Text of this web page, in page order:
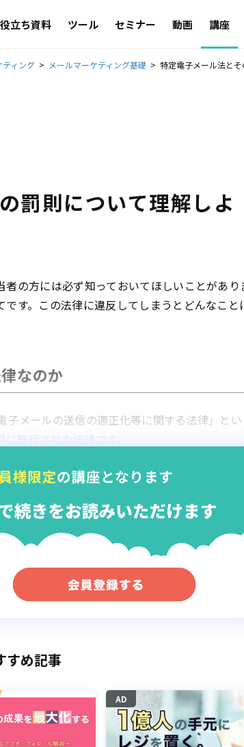
立ち資料 ツール セミナー 動画 講座
ティング メールマーケティング基礎 特定電子メール法と
罰則について理解しよ
者の方には必ず知っておいてほしいことがあり
です。この法律に違反してしまうとどんなこと
なのか
子メールの送信の適正化等に関する法律」とい
ットの普
すめ記事
AD